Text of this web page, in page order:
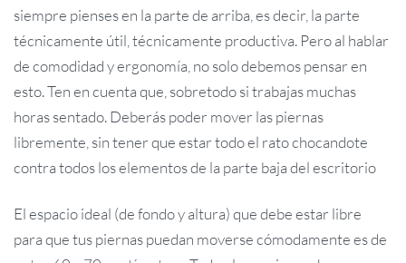
siempre pienses en la parte de arriba, es decir, la parte
técnicamente útil, técnicamente productiva. Pero al hablar
de comodidad y ergonomía, no solo debemos pensar en
esto. Ten en cuenta que, sobretodo si trabajas muchas
horas sentado. Deberás poder mover las piernas
libremente, sin tener que estar todo el rato chocandote
contra todos los elementos de la parte baja del escritorio
El espacio ideal (de fondo y altura) que debe estar libre
para que tus piernas puedan moverse cómodamente es de